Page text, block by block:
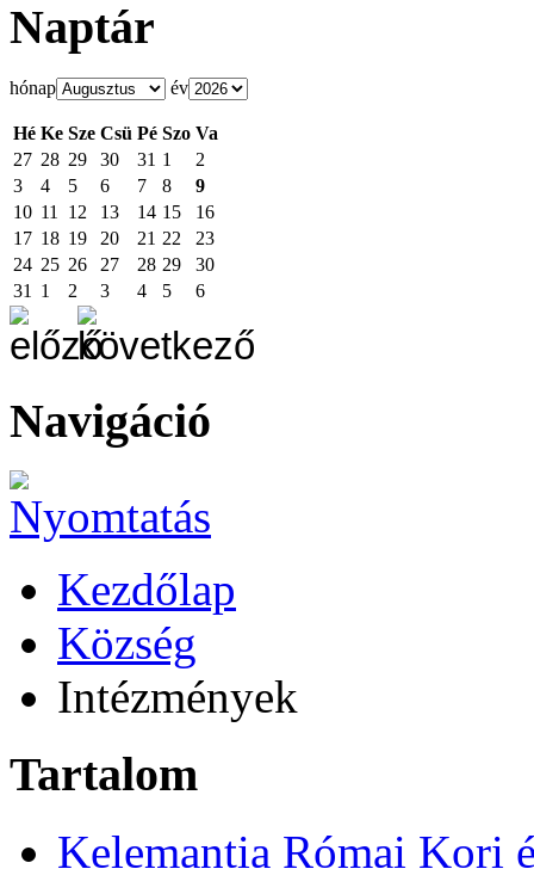
Naptár
hónap év
Hé Ke Sze Csü Pé Szo Va
27 28 29 30 31 1
2
3
4 5 6 7 8
9
10 11 12 13 14 15
16
17 18 19 20 21 22
23
24 25 26 27 28 29
30
31
1 2 3 4 5 6
Navigáció
Kezdőlap
Község
Intézmények
Tartalom
Kelemantia Római Kori